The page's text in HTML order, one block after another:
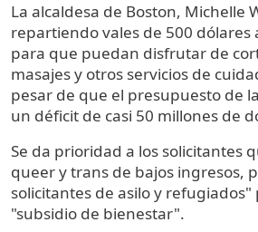
La alcaldesa de Boston, Michelle
repartiendo vales de 500 dólares
para que puedan disfrutar de
masajes y otros servicios de
pesar de que el presupuesto de
un déficit de casi 50 millones de
Se da prioridad a los solicitantes
queer y trans de bajos ingresos,
solicitantes de asilo y refugiados"
"subsidio de bienestar".